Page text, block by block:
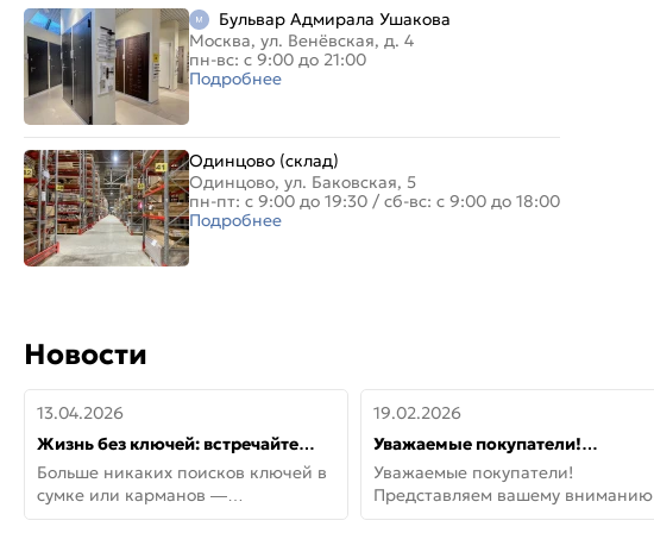
Бульвар Адмирала Ушакова
Москва, ул. Венёвская, д. 4
пн-вс: с 9:00 до 21:00
Подробнее
Одинцово (склад)
Одинцово, ул. Баковская, 5
пн-пт: с 9:00 до 19:30 / сб-вс: с 9:00 до 18:00
Подробнее
Новости
13.04.2026
Жизнь без ключей: встречайте
новую дверь СИТИ ИНТЕГРА
АйКью!
Больше никаких поисков ключей в
сумке или карманов —
представляем СИТИ ИНТЕГРА
19.02.2026
Уважаемые покупатели!
Представляем вашему вниманию
новинки от Armadillo!
Уважаемые покупатели!
Представляем вашему вниманию
новинки от Armadillo! Новая